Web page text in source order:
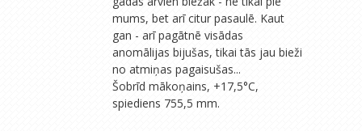
mums, bet arī citur pasaulē. Kaut
gan - arī pagātnē visādas
anomālijas bijušas, tikai tās jau bieži
no atmiņas pagaisušas...
Šobrīd mākoņains, +17,5°C,
spiediens 755,5 mm.